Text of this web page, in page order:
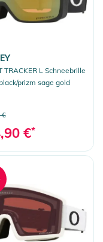
TRACKER L Schneebrille
prizm sage gold
€
€*